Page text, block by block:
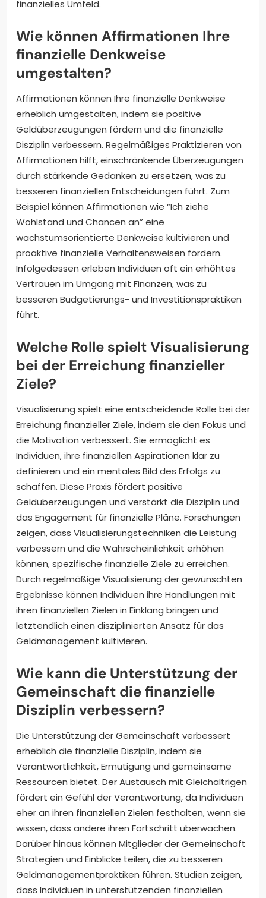
finanzielles Umfeld.
Wie können Affirmationen Ihre
finanzielle Denkweise
umgestalten?
Affirmationen können Ihre finanzielle Denkweise
erheblich umgestalten, indem sie positive
Geldüberzeugungen fördern und die finanzielle
Disziplin verbessern. Regelmäßiges Praktizieren von
Affirmationen hilft, einschränkende Überzeugungen
durch stärkende Gedanken zu ersetzen, was zu
besseren finanziellen Entscheidungen führt. Zum
Beispiel können Affirmationen wie “Ich ziehe
Wohlstand und Chancen an” eine
wachstumsorientierte Denkweise kultivieren und
proaktive finanzielle Verhaltensweisen fördern.
Infolgedessen erleben Individuen oft ein erhöhtes
Vertrauen im Umgang mit Finanzen, was zu
besseren Budgetierungs- und Investitionspraktiken
führt.
Welche Rolle spielt Visualisierung
bei der Erreichung finanzieller
Ziele?
Visualisierung spielt eine entscheidende Rolle bei der
Erreichung finanzieller Ziele, indem sie den Fokus und
die Motivation verbessert. Sie ermöglicht es
Individuen, ihre finanziellen Aspirationen klar zu
definieren und ein mentales Bild des Erfolgs zu
schaffen. Diese Praxis fördert positive
Geldüberzeugungen und verstärkt die Disziplin und
das Engagement für finanzielle Pläne. Forschungen
zeigen, dass Visualisierungstechniken die Leistung
verbessern und die Wahrscheinlichkeit erhöhen
können, spezifische finanzielle Ziele zu erreichen.
Durch regelmäßige Visualisierung der gewünschten
Ergebnisse können Individuen ihre Handlungen mit
ihren finanziellen Zielen in Einklang bringen und
letztendlich einen disziplinierten Ansatz für das
Geldmanagement kultivieren.
Wie kann die Unterstützung der
Gemeinschaft die finanzielle
Disziplin verbessern?
Die Unterstützung der Gemeinschaft verbessert
erheblich die finanzielle Disziplin, indem sie
Verantwortlichkeit, Ermutigung und gemeinsame
Ressourcen bietet. Der Austausch mit Gleichaltrigen
fördert ein Gefühl der Verantwortung, da Individuen
eher an ihren finanziellen Zielen festhalten, wenn sie
wissen, dass andere ihren Fortschritt überwachen.
Darüber hinaus können Mitglieder der Gemeinschaft
Strategien und Einblicke teilen, die zu besseren
Geldmanagementpraktiken führen. Studien zeigen,
dass Individuen in unterstützenden finanziellen